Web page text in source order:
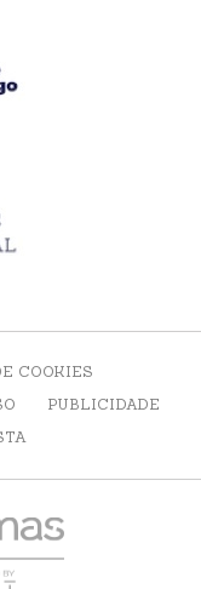
COOKIES
PUBLICIDADE